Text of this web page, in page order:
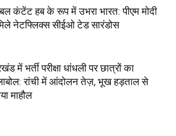
कंटेंट हब के रूप में उभरा भारत: पीएम मोदी
नेटफ्लिक्स सीईओ टेड सारंडोस
में भर्ती परीक्षा धांधली पर छात्रों का
रांची में आंदोलन तेज़, भूख हड़ताल से
माहौल